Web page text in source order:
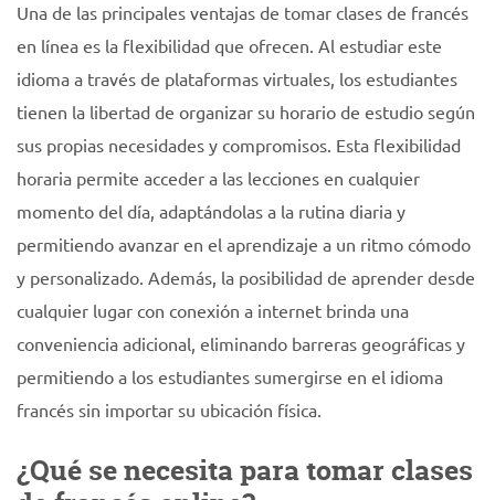
Una de las principales ventajas de tomar clases de francés
en línea es la flexibilidad que ofrecen. Al estudiar este
idioma a través de plataformas virtuales, los estudiantes
tienen la libertad de organizar su horario de estudio según
sus propias necesidades y compromisos. Esta flexibilidad
horaria permite acceder a las lecciones en cualquier
momento del día, adaptándolas a la rutina diaria y
permitiendo avanzar en el aprendizaje a un ritmo cómodo
y personalizado. Además, la posibilidad de aprender desde
cualquier lugar con conexión a internet brinda una
conveniencia adicional, eliminando barreras geográficas y
permitiendo a los estudiantes sumergirse en el idioma
francés sin importar su ubicación física.
¿Qué se necesita para tomar clases